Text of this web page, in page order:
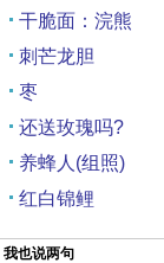
干脆面：浣熊
刺芒龙胆
枣
还送玫瑰吗?
养蜂人(组照)
红白锦鲤
我也说两句